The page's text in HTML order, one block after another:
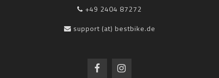
+49 2404 87272
support (at) bestbike.de